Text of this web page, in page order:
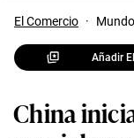
El Comercio · Mundo
Añadir
China